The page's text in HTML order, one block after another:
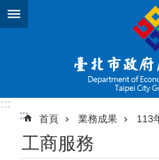
跳到主要內容區塊
:::
:::
首頁 業務成果 113
工商服務